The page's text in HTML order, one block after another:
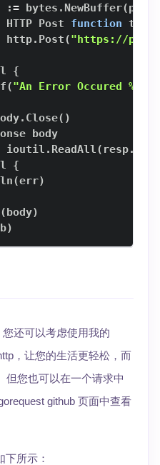
:
= bytes.NewBuffer(
HTTP Post
function to
http.Post("https://
{
("An Error Occured %v"
( )
ioutil.ReadAll( resp.Body
{
(err)
(body)
)
还可以考虑使用我的
，让您的生活更轻松，而
但您也可以在一个请求中
github 页面中查看
下所示：